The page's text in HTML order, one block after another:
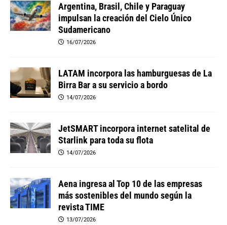
Argentina, Brasil, Chile y Paraguay
impulsan la creación del Cielo Único
Sudamericano
16/07/2026
LATAM incorpora las hamburguesas de La
Birra Bar a su servicio a bordo
14/07/2026
JetSMART incorpora internet satelital de
Starlink para toda su flota
14/07/2026
Aena ingresa al Top 10 de las empresas
más sostenibles del mundo según la
revista TIME
13/07/2026